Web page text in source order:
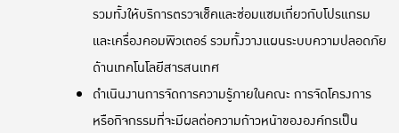
รวมทั้งให้บริการตรวจเช็คและซ่อมแซมเกี่ยวกับโปรแกรม
และเครื่องคอมพิวเตอร์ รวมทั้งวางแผนระบบความปลอดภัย
ด้านเทคโนโลยีสารสนเทศ
ดำเนินงานการจัดการความรู้ภายในคณะ การจัดโครงการ
หรือกิจกรรมที่จะมีผลต่อความก้าวหน้าขององค์กรเป็น